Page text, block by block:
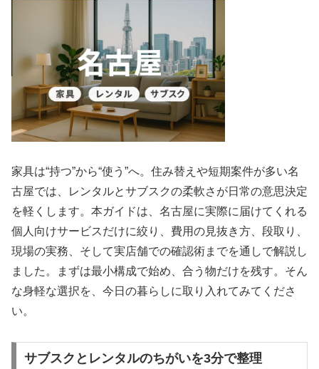
家具は“持つ”から“使う”へ。住み替えや短期案件が多い名
古屋では、レンタルとサブスクの柔軟さが日常の意思決定
を軽くします。本ガイドは、名古屋に実際に届けてくれる
個人向けサービスだけに絞り、費用の見抜き方、段取り、
現場の実務、そして実店舗での確認術までを通しで解説し
ました。まずは最小構成で始め、合う物だけを残す。そん
な身軽な選択を、今日の暮らしに取り入れてみてくださ
い。
サブスクとレンタルのちがいを3分で整理